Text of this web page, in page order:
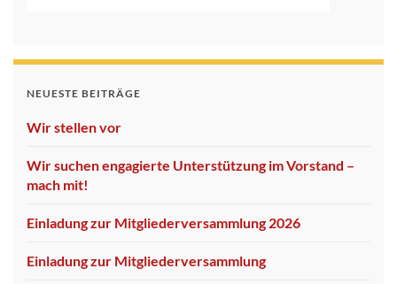
NEUESTE BEITRÄGE
Wir stellen vor
Wir suchen engagierte Unterstützung im Vorstand –
mach mit!
Einladung zur Mitgliederversammlung 2026
Einladung zur Mitgliederversammlung